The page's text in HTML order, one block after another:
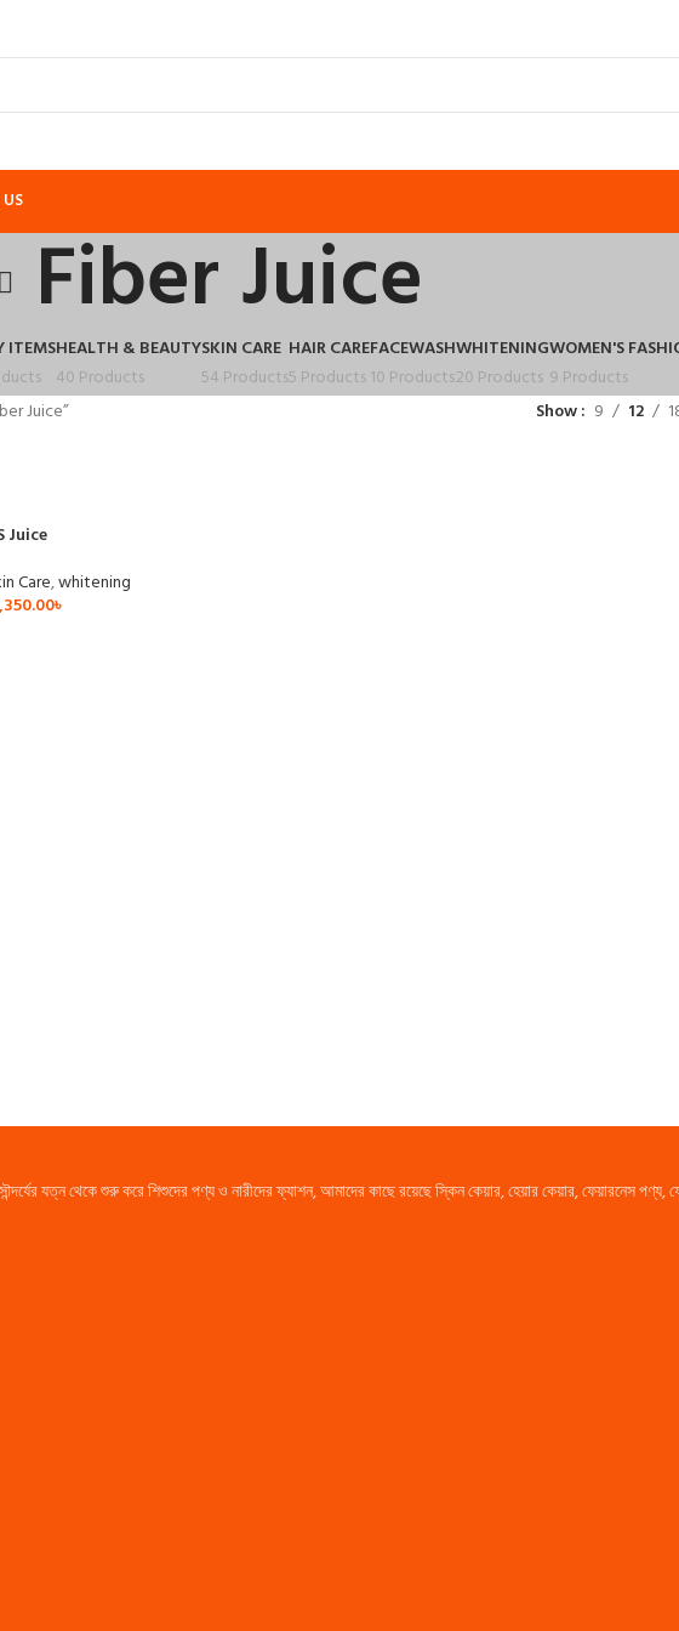
Fiber Juice
ITEMSHEALTH & BEAUTY
40 Products
SKIN CARE
54 Products
HAIR CARE
5 Products
FACEWASH
10 Products
WHITENING
20 Products
WOMEN'S
9 Products
Juice” Show 9 12
Juice
Care,whitening
৳
যত্ন থেকে শুরু করে শিশুদের পণ্য ও নারীদের ফ্যাশন, আমাদের কাছে রয়েছে স্কিন কেয়ার, হেয়ার কেয়ার, ফেয়ারনেস